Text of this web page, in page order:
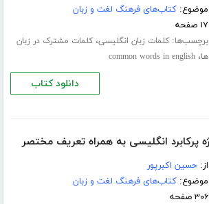
موضوع:کتاب‌های فرهنگ لغت و زبان
۱۷ صفحه
برچسب‌ها:کلمات زبان انگلیسی،کلمات مشترک در زبان
ها،common words in english
دانلود کتاب
از:حسین اکبرپور
موضوع:کتاب‌های فرهنگ لغت و زبان
۳۰۶ صفحه